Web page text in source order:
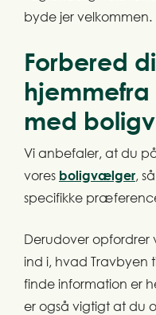
byde jer velkommen.
Forbered
hjemmefra
med
Vi anbefaler, at du
vores boligvælger,
specifikke
Derudover opfordrer
ind i, hvad Travbyen
finde information er
er også vigtigt at du